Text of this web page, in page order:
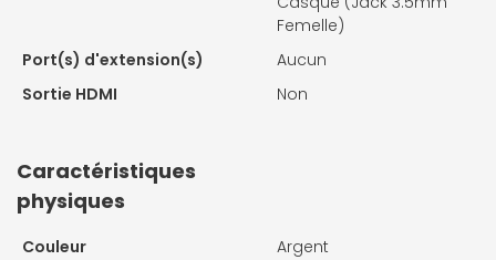
Femelle)
Port(s) d'extension(s)
Aucun
Sortie HDMI
Non
Caractéristiques
physiques
Couleur
Argent